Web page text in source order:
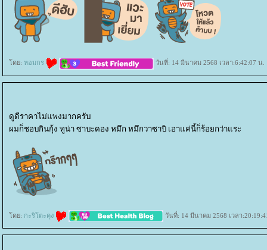
ดย: หอมกร วันที่: 14 มีนาคม 2568 เวลา:6:42:07 น.
ดูดีราคาไม่แพงมากครับ
ผมก็ชอบกินกุ้ง ทูน่า ซาบะดอง หมึก หมึกวาซาบิ เอาแค่นี้ก็ร้อยกว่าแระ
ดย: กะริโตะคุง วันที่: 14 มีนาคม 2568 เวลา